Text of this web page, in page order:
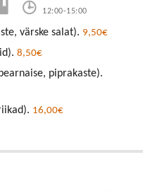
12:00-15:00
värske salat). 9,50€
8,50€
piprakaste).
16,00€